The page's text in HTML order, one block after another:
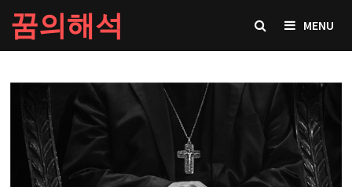
Skip
to
content
꿈의해석 MENU